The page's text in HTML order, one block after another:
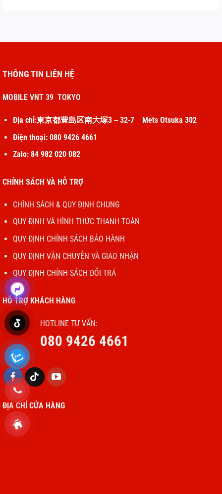
THÔNG TIN LIÊN HỆ
MOBILE VNT 39 TOKYO
Địa chỉ:東京都豊島区南大塚3－32‐7 Mets Otsuka 302
Điện thoại: 080 9426 4661
Zalo: 84 982 020 082
CHÍNH SÁCH VÀ HỖ TRỢ
CHÍNH SÁCH & QUY ĐỊNH CHUNG
QUY ĐỊNH VÀ HÌNH THỨC THANH TOÁN
QUY ĐỊNH CHÍNH SÁCH BẢO HÀNH
QUY ĐỊNH VẬN CHUYỄN VÀ GIAO NHẬN
QUY ĐỊNH CHÍNH SÁCH ĐỔI TRẢ
HỖ TRỢ KHÁCH HÀNG
HOTLINE TƯ VẤN:
080 9426 4661
ĐỊA CHỈ CỬA HÀNG